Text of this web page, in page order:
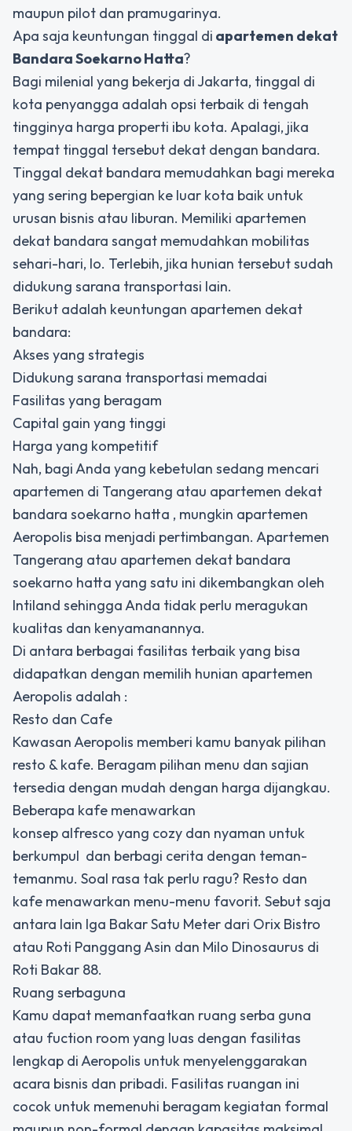
maupun pilot dan pramugarinya.
Apa saja keuntungan tinggal di apartemen dekat
Bandara Soekarno Hatta?
Bagi milenial yang bekerja di Jakarta, tinggal di
kota penyangga adalah opsi terbaik di tengah
tingginya harga properti ibu kota. Apalagi, jika
tempat tinggal tersebut dekat dengan bandara.
Tinggal dekat bandara memudahkan bagi mereka
yang sering bepergian ke luar kota baik untuk
urusan bisnis atau liburan. Memiliki apartemen
dekat bandara sangat memudahkan mobilitas
sehari-hari, lo. Terlebih, jika hunian tersebut sudah
didukung sarana transportasi lain.
Berikut adalah keuntungan apartemen dekat
bandara:
Akses yang strategis
Didukung sarana transportasi memadai
Fasilitas yang beragam
Capital gain yang tinggi
Harga yang kompetitif
Nah, bagi Anda yang kebetulan sedang mencari
apartemen di Tangerang atau apartemen dekat
bandara soekarno hatta , mungkin apartemen
Aeropolis bisa menjadi pertimbangan. Apartemen
Tangerang atau apartemen dekat bandara
soekarno hatta yang satu ini dikembangkan oleh
Intiland sehingga Anda tidak perlu meragukan
kualitas dan kenyamanannya.
Di antara berbagai fasilitas terbaik yang bisa
didapatkan dengan memilih hunian apartemen
Aeropolis adalah :
Resto dan Cafe
Kawasan Aeropolis memberi kamu banyak pilihan
resto & kafe. Beragam pilihan menu dan sajian
tersedia dengan mudah dengan harga dijangkau.
Beberapa kafe menawarkan
konsep alfresco yang cozy dan nyaman untuk
berkumpul dan berbagi cerita dengan teman-
temanmu. Soal rasa tak perlu ragu? Resto dan
kafe menawarkan menu-menu favorit. Sebut saja
antara lain Iga Bakar Satu Meter dari Orix Bistro
atau Roti Panggang Asin dan Milo Dinosaurus di
Roti Bakar 88.
Ruang serbaguna
Kamu dapat memanfaatkan ruang serba guna
atau fuction room yang luas dengan fasilitas
lengkap di Aeropolis untuk menyelenggarakan
acara bisnis dan pribadi. Fasilitas ruangan ini
cocok untuk memenuhi beragam kegiatan formal